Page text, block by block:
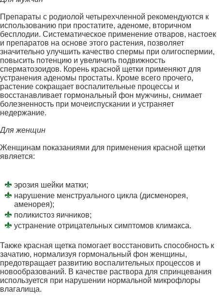
Препараты с родиолой четырехчленной рекомендуются к
использованию при простатите, аденоме, вторичном
бесплодии. Систематическое применение отваров, настоек
и препаратов на основе этого растения, позволяет
значительно улучшить качество спермы при олигоспермии,
повысить потенцию и увеличить подвижность
сперматозоидов. Корень красной щетки применяют для
устранения аденомы простаты. Кроме всего прочего,
растение сокращает воспалительные процессы и
восстанавливает гормональный фон мужчины, снимает
болезненность при мочеиспускании и устраняет
недержание.
Для женщин
Женщинам показаниями для применения красной щетки
является:
эрозия шейки матки;
нарушение менструального цикла (дисменорея,
аменорея);
поликистоз яичников;
устранение отрицательных симптомов климакса.
Также красная щетка помогает восстановить способность к
зачатию, нормализуя гормональный фон женщины,
предотвращает развитию воспалительных процессов и
новообразований. В качестве раствора для спринцевания
используется при нарушении нормальной микрофлоры
влагалища.